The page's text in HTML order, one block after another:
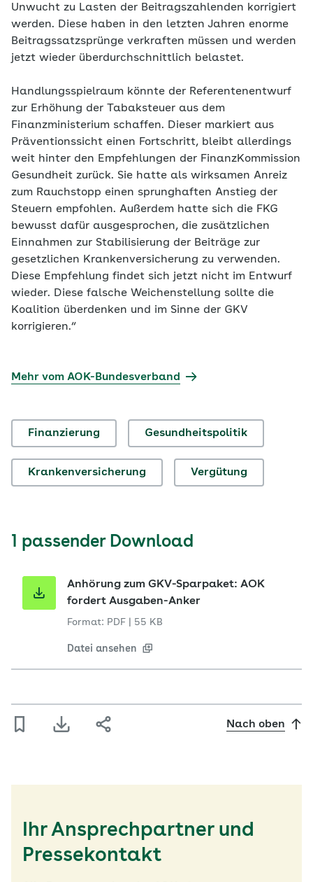
Unwucht zu Lasten der Beitragszahlenden korrigiert
werden. Diese haben in den letzten Jahren enorme
Beitragssatzsprünge verkraften müssen und werden
jetzt wieder überdurchschnittlich belastet.
Handlungsspielraum könnte der Referentenentwurf
zur Erhöhung der Tabaksteuer aus dem
Finanzministerium schaffen. Dieser markiert aus
Präventionssicht einen Fortschritt, bleibt allerdings
weit hinter den Empfehlungen der FinanzKommission
Gesundheit zurück. Sie hatte als wirksamen Anreiz
zum Rauchstopp einen sprunghaften Anstieg der
Steuern empfohlen. Außerdem hatte sich die FKG
bewusst dafür ausgesprochen, die zusätzlichen
Einnahmen zur Stabilisierung der Beiträge zur
gesetzlichen Krankenversicherung zu verwenden.
Diese Empfehlung findet sich jetzt nicht im Entwurf
wieder. Diese falsche Weichenstellung sollte die
Koalition überdenken und im Sinne der GKV
korrigieren.“
Mehr vom AOK-Bundesverband
Finanzierung Gesundheitspolitik
Krankenversicherung Vergütung
1 passender Download
Anhörung zum GKV-Sparpaket: AOK
fordert Ausgaben-Anker
Format: PDF 55 KB
Datei ansehen
Nach oben
Ihr Ansprechpartner und
Pressekontakt